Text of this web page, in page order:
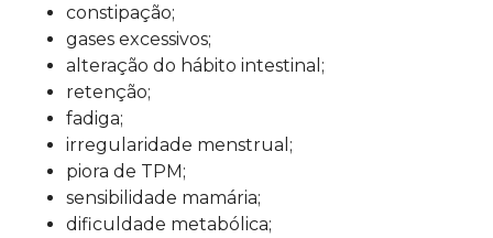
constipação;
gases excessivos;
alteração do hábito intestinal;
retenção;
fadiga;
irregularidade menstrual;
piora de TPM;
sensibilidade mamária;
dificuldade metabólica;